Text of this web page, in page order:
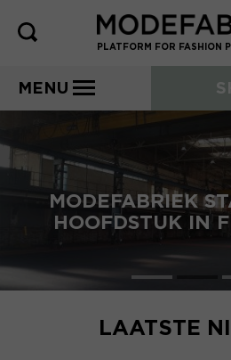
PLATFORM FOR FASHION
MENU
MODEFABRIEK
HOOFDSTUK IN
LAATSTE